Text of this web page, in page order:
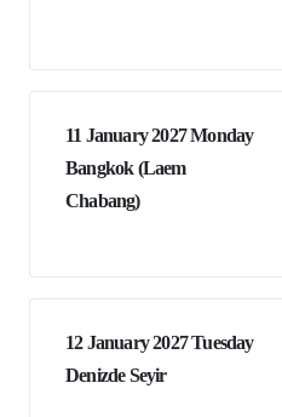
11 January 2027 Monday
Bangkok (Laem
Chabang)
12 January 2027 Tuesday
Denizde Seyir